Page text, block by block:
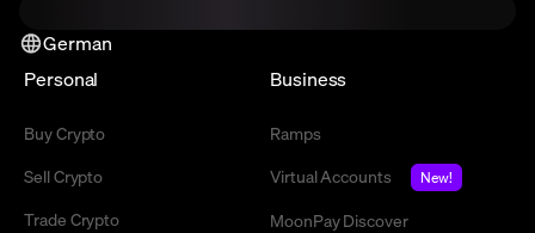
German
Personal
Buy Crypto
Sell Crypto
Trade Crypto
Business
Ramps
Virtual Accounts
New!
MoonPay Discover